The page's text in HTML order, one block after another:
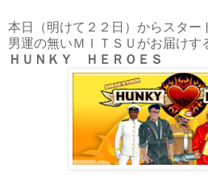
本日（明けて２２日）からスター
男運の無いＭＩＴＳＵがお届けす
ＨＵＮＫＹ ＨＥＲＯＥＳ